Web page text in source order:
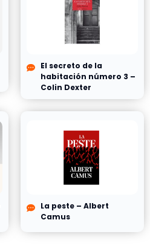
El secreto de la
habitación número 3 –
Colin Dexter
La peste – Albert
Camus